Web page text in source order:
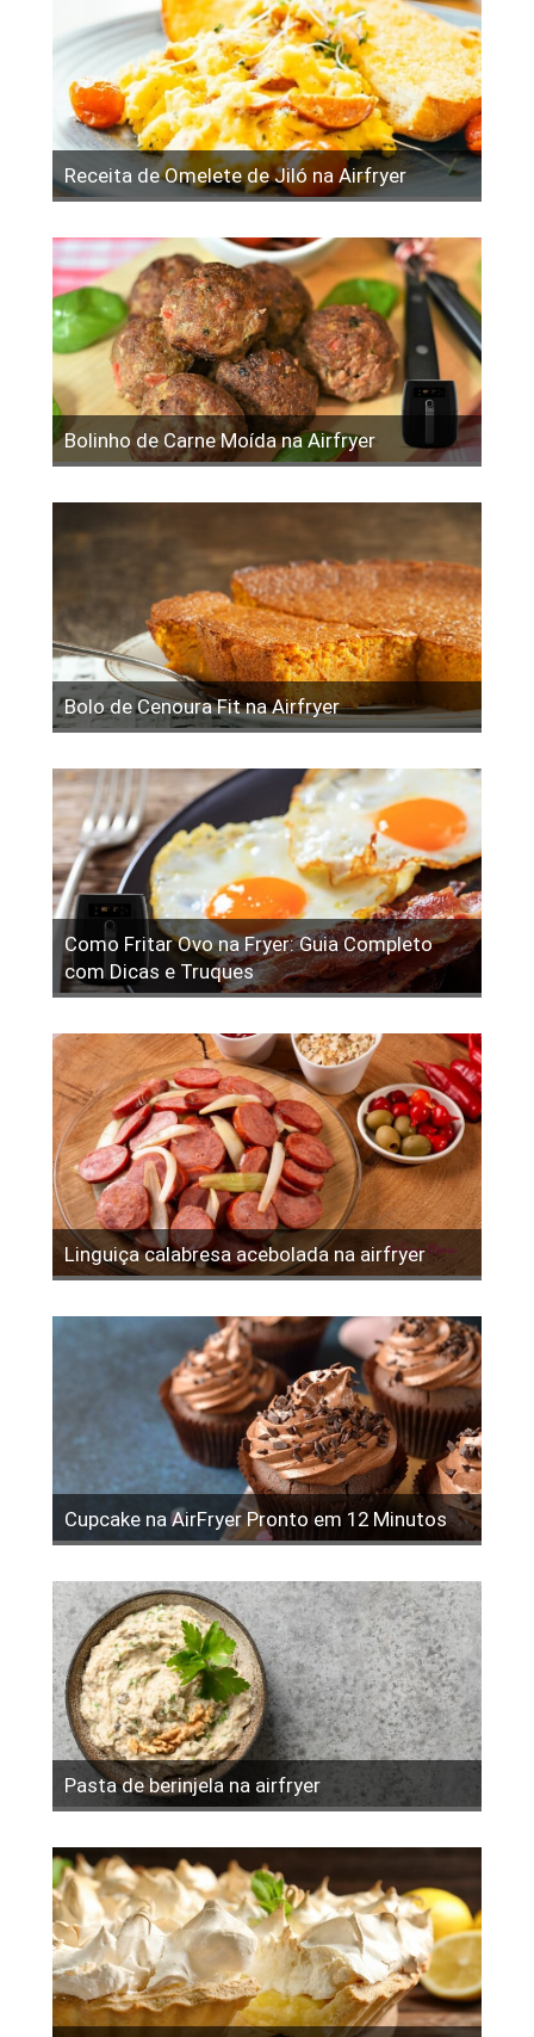
Receita de Omelete de Jiló na Airfryer
Bolinho de Carne Moída na Airfryer
Bolo de Cenoura Fit na Airfryer
Como Fritar Ovo na Fryer: Guia Completo
com Dicas e Truques
Linguiça calabresa acebolada na airfryer
Cupcake na AirFryer Pronto em 12 Minutos
Pasta de berinjela na airfryer